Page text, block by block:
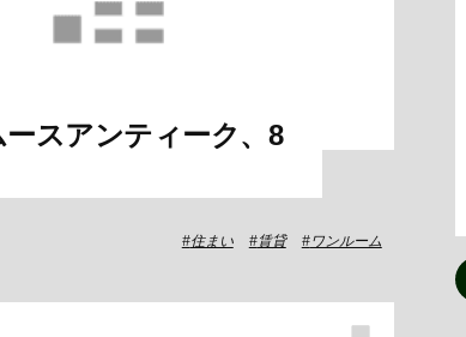
スアンティーク、8
住まい 賃貸 ワンルーム